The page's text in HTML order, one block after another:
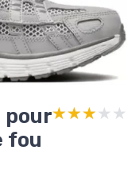
pour
fou
★★★★★
★★★★★